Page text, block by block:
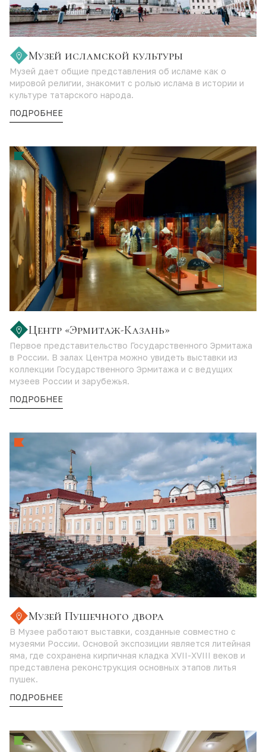
Музей исламской культуры
Музей дает общие представления об исламе как о
мировой религии, знакомит с ролью ислама в истории и
культуре татарского народа.
ПОДРОБНЕЕ
Центр «Эрмитаж-Казань»
Первое представительство Государственного Эрмитажа
в России. В залах Центра можно увидеть выставки из
коллекции Государственного Эрмитажа и с ведущих
музеев России и зарубежья.
ПОДРОБНЕЕ
Музей Пушечного двора
В Музее работают выставки, созданные совместно с
музеями России. Основой экспозиции является литейная
яма, где сохранена кирпичная кладка XVII-XVIII веков и
представлена реконструкция основных этапов литья
пушек.
ПОДРОБНЕЕ